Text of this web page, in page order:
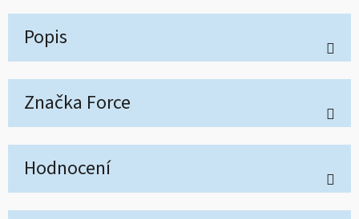
Popis
Značka Force
Hodnocení